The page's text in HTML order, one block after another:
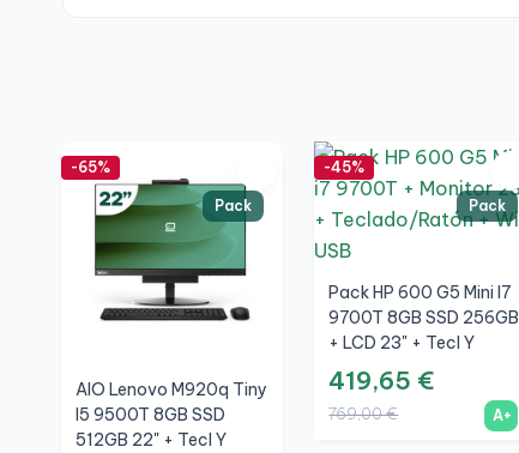
Pack
-65%
AIO Lenovo M920q Tiny
I5 9500T 8GB SSD
512GB 22" + Tecl Y
Pack
-45%
Pack HP 600 G5 Mini I7
9700T 8GB SSD 256GB
+ LCD 23" + Tecl Y
Ratón Inalámbrico +
WiFi
419,65 €
769,00 € A+